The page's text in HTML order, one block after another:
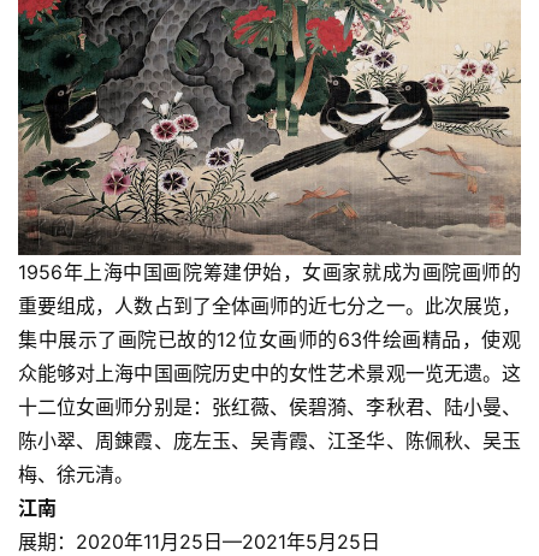
1956年上海中国画院筹建伊始，女画家就成为画院画师的
重要组成，人数占到了全体画师的近七分之一。此次展览，
集中展示了画院已故的12位女画师的63件绘画精品，使观
众能够对上海中国画院历史中的女性艺术景观一览无遗。这
十二位女画师分别是：张红薇、侯碧漪、李秋君、陆小曼、
陈小翠、周錬霞、庞左玉、吴青霞、江圣华、陈佩秋、吴玉
梅、徐元清。
江南
展期：2020年11月25日—2021年5月25日